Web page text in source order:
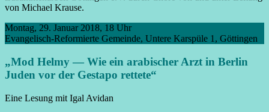
von Michael Krause.
Montag, 29. Januar 2018, 18 Uhr
Evangelisch-Reformierte Gemeinde, Untere Karspüle 1, Göttingen
„Mod Helmy — Wie ein arabischer Arzt in Berlin
Juden vor der Gestapo rettete“
Eine Lesung mit Igal Avidan